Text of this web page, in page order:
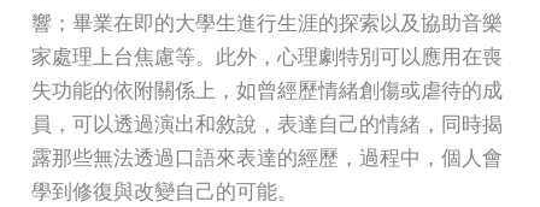
響；畢業在即的大學生進行生涯的探索以及協助音樂
家處理上台焦慮等。此外，心理劇特別可以應用在喪
失功能的依附關係上，如曾經歷情緒創傷或虐待的成
員，可以透過演出和敘說，表達自己的情緒，同時揭
露那些無法透過口語來表達的經歷，過程中，個人會
學到修復與改變自己的可能。